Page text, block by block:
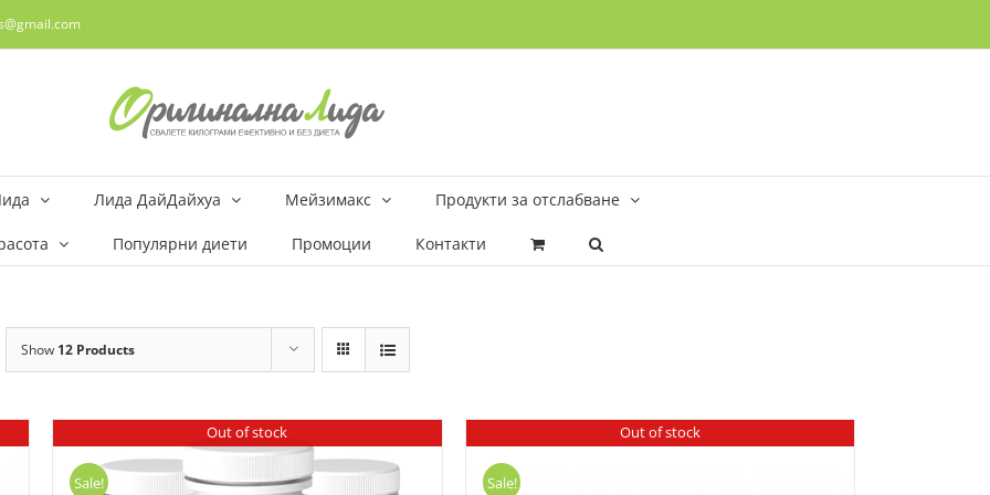
Лида ДайДайхуа Мейзимакс Продукти за отслабване
Популярни диети Промоции Контакти
Show 12 Products
Out of stock
Sale!
Out of stock
Sale!